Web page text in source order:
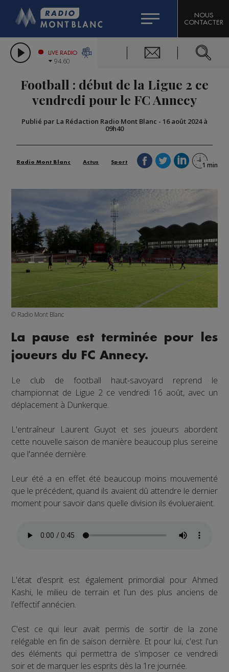
LES CHRONIQUES DE L'EXPERT
CITIZEN MACHINERY
GRAND MASSIF DOMAINES SKIABLES
BIGARD
COMPAGNIE DU MONT-BLANC
NOUS
CONTACTER
LIVE RADIO
94.60
Football : début de la Ligue 2 ce
vendredi pour le FC Annecy
Publié par La Rédaction Radio Mont Blanc - 16 août 2024 à
09h40
Radio Mont Blanc Actus Sport
© Radio Mont Blanc
La pause est terminée pour les
joueurs du FC Annecy.
Le club de football haut-savoyard reprend le
championnat de Ligue 2 ce vendredi 16 août, avec un
déplacement à Dunkerque.
L'entraîneur Laurent Guyot et ses joueurs abordent
cette nouvelle saison de manière beaucoup plus sereine
que l'année dernière.
Leur été a en effet été beaucoup moins mouvementé
que le précédent, quand ils avaient dû attendre le dernier
moment pour savoir dans quelle division ils évolueraient.
L'état d'esprit est également primordial pour Ahmed
Kashi, le milieu de terrain et l'un des plus anciens de
l'effectif annécien.
C'est ce qui leur avait permis de sortir de la zone
relégable en fin de saison dernière. Et pour lui, c'est l'un
des éléments qui permettra de s'imposer ce vendredi
soir et de marquer les esprits dès la 1re journée.